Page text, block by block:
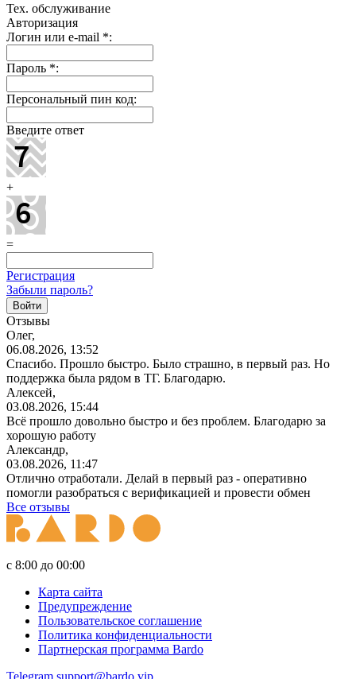
Тех. обслуживание
Авторизация
Логин или e-mail *:
Пароль *:
Персональный пин код:
Введите ответ
+
=
Регистрация
Забыли пароль?
Отзывы
Олег,
06.08.2026, 13:52
Спасибо. Прошло быстро. Было страшно, в первый раз. Но
поддержка была рядом в ТГ. Благодарю.
Алексей,
03.08.2026, 15:44
Всё прошло довольно быстро и без проблем. Благодарю за
хорошую работу
Александр,
03.08.2026, 11:47
Отлично отработали. Делай в первый раз - оперативно
помогли разобраться с верификацией и провести обмен
Все отзывы
с 8:00 до 00:00
Карта сайта
Предупреждение
Пользовательское соглашение
Политика конфиденциальности
Партнерская программа Bardo
Telegram support@bardo.vip